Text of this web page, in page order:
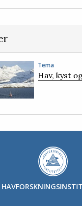
Tema
Hav, kyst